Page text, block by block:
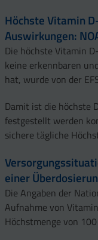
Höchste Vitamin
Auswirkungen:
Die höchste Vitamin
keine erkennbaren
hat, wurde von der
Damit ist die höchste
festgestellt werden
sichere tägliche
einer
Die Angaben der
Aufnahme von
Höchstmenge von